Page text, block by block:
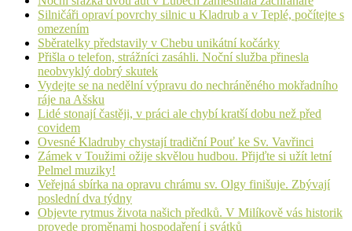
Silničáři opraví povrchy silnic u Kladrub a v Teplé, počítejte s
omezením
Sběratelky představily v Chebu unikátní kočárky
Přišla o telefon, strážníci zasáhli. Noční služba přinesla
neobvyklý dobrý skutek
Vydejte se na nedělní výpravu do nechráněného mokřadního
ráje na Ašsku
Lidé stonají častěji, v práci ale chybí kratší dobu než před
covidem
Ovesné Kladruby chystají tradiční Pouť ke Sv. Vavřinci
Zámek v Toužimi ožije skvělou hudbou. Přijďte si užít letní
Pelmel muziky!
Veřejná sbírka na opravu chrámu sv. Olgy finišuje. Zbývají
poslední dva týdny
Objevte rytmus života našich předků. V Milíkově vás historik
provede proměnami hospodaření i svátků